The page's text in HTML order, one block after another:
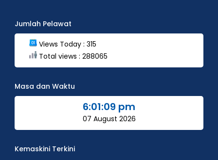
Jumlah Pelawat
Views Today : 315
Total views : 288065
Masa dan Waktu
6:01:09 pm
07 August 2026
Kemaskini Terkini